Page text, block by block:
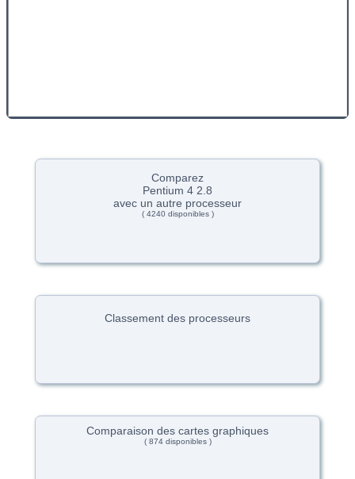
Comparez
Pentium 4 2.8
avec un autre processeur
( 4240 disponibles )
Classement des processeurs
Comparaison des cartes graphiques
( 874 disponibles )